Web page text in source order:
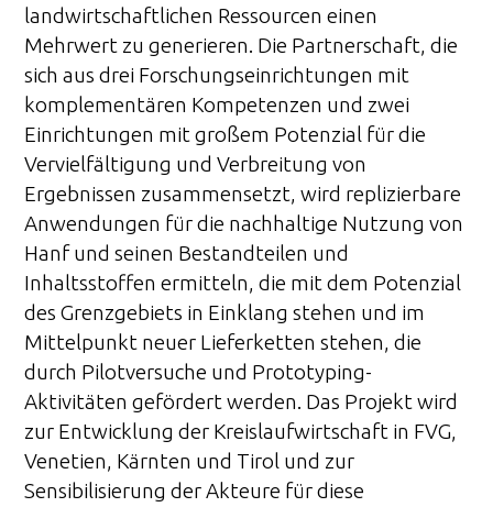
landwirtschaftlichen Ressourcen einen
Mehrwert zu generieren. Die Partnerschaft, die
sich aus drei Forschungseinrichtungen mit
komplementären Kompetenzen und zwei
Einrichtungen mit großem Potenzial für die
Vervielfältigung und Verbreitung von
Ergebnissen zusammensetzt, wird replizierbare
Anwendungen für die nachhaltige Nutzung von
Hanf und seinen Bestandteilen und
Inhaltsstoffen ermitteln, die mit dem Potenzial
des Grenzgebiets in Einklang stehen und im
Mittelpunkt neuer Lieferketten stehen, die
durch Pilotversuche und Prototyping-
Aktivitäten gefördert werden. Das Projekt wird
zur Entwicklung der Kreislaufwirtschaft in FVG,
Venetien, Kärnten und Tirol und zur
Sensibilisierung der Akteure für diese